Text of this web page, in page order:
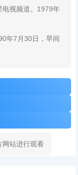
电视频道。1979年
年7月30日，早间
网站进行观看